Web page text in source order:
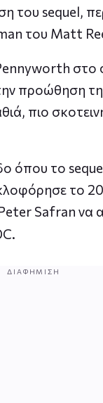
του sequel,
του Matt
στο
προώθηση
πιο
όπου το
το
Safran
ΔΙΑΦΉΜΙΣΗ